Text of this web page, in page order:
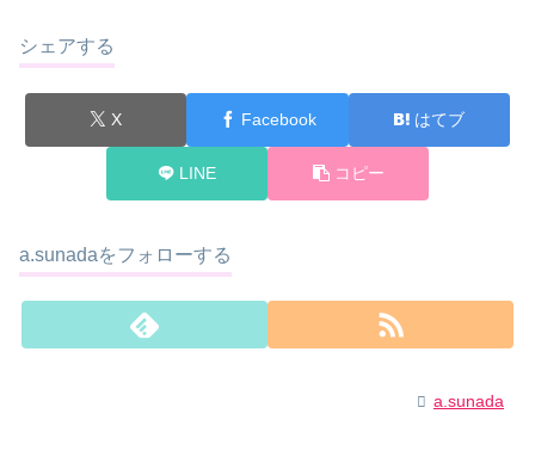
シェアする
X Facebook はてブ
LINE コピー
a.sunadaをフォローする
a.sunada